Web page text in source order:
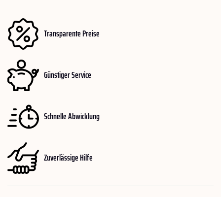
Transparente Preise
Günstiger Service
Schnelle Abwicklung
Zuverlässige Hilfe